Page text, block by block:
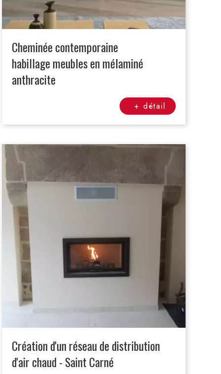
Cheminée contemporaine
habillage meubles en mélaminé
anthracite
+ détail
Création d'un réseau de distribution
d'air chaud - Saint Carné